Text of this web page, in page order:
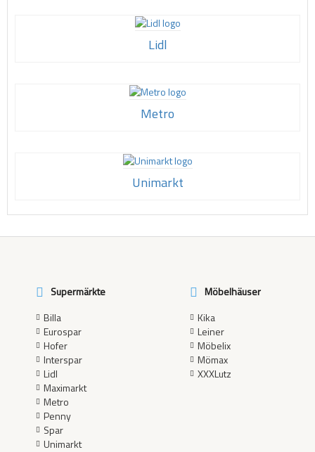
Lidl
Metro
Unimarkt
Supermärkte
Billa
Eurospar
Hofer
Interspar
Lidl
Maximarkt
Metro
Penny
Spar
Unimarkt
Möbelhäuser
Kika
Leiner
Möbelix
Mömax
XXXLutz